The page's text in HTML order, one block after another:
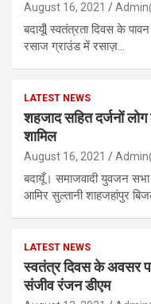
August 16, 2021
बदायूँl स्वतंत्रता दिवस के
रसाज ग्राउंड में रसाज़…
LATEST NEWS
शहजाद सहित दर्जनों लोग
शामिल
August 16, 2021
बदायूँ। समाजवादी युवजन
आमिर सुल्तानी शाहजहांपुर
LATEST NEWS
स्वतंत्र दिवस के अवसर
संजीव रंजन डीएम